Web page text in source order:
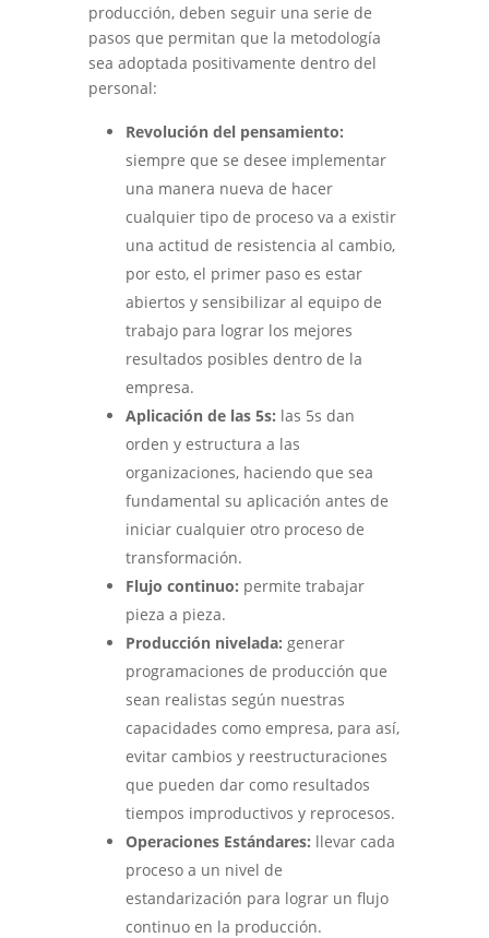
producción, deben seguir una serie de
pasos que permitan que la metodología
sea adoptada positivamente dentro del
personal:
Revolución del pensamiento:
siempre que se desee implementar
una manera nueva de hacer
cualquier tipo de proceso va a existir
una actitud de resistencia al cambio,
por esto, el primer paso es estar
abiertos y sensibilizar al equipo de
trabajo para lograr los mejores
resultados posibles dentro de la
empresa.
Aplicación de las 5s: las 5s dan
orden y estructura a las
organizaciones, haciendo que sea
fundamental su aplicación antes de
iniciar cualquier otro proceso de
transformación.
Flujo continuo: permite trabajar
pieza a pieza.
Producción nivelada: generar
programaciones de producción que
sean realistas según nuestras
capacidades como empresa, para así,
evitar cambios y reestructuraciones
que pueden dar como resultados
tiempos improductivos y reprocesos.
Operaciones Estándares: llevar cada
proceso a un nivel de
estandarización para lograr un flujo
continuo en la producción.